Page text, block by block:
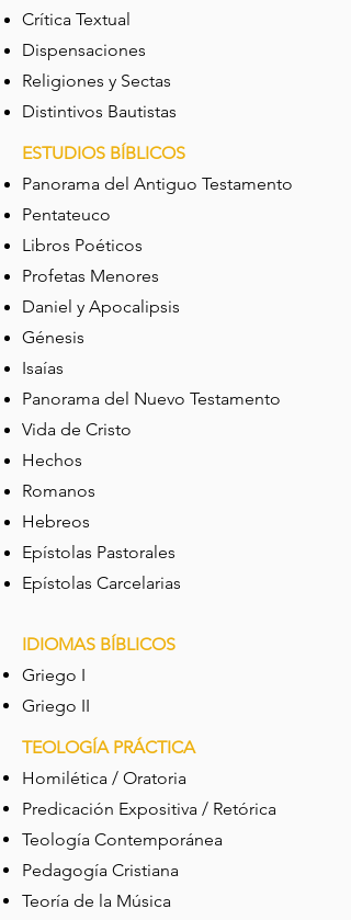
Crítica Textual
Dispensaciones
Religiones y Sectas
Distintivos Bautistas
ESTUDIOS BÍBLICOS
Panorama del Antiguo Testamento
Pentateuco
Libros Poéticos
Profetas Menores
Daniel y Apocalipsis
Génesis
Isaías
Panorama del Nuevo Testamento
Vida de Cristo
Hechos
Romanos
Hebreos
Epístolas Pastorales
Epístolas Carcelarias
IDIOMAS BÍBLICOS
Griego I
Griego II
TEOLOGÍA PRÁCTICA
Homilética / Oratoria
Predicación Expositiva / Retórica
Teología Contemporánea
Pedagogía Cristiana
Teoría de la Música